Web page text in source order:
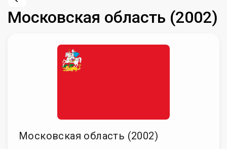
Московская область (2002)
Московская область (2002)